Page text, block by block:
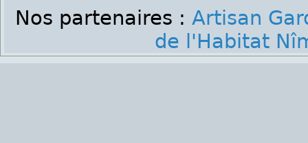
Nos partenaires : Artisan
de l'Habitat